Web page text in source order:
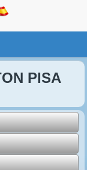
PISA